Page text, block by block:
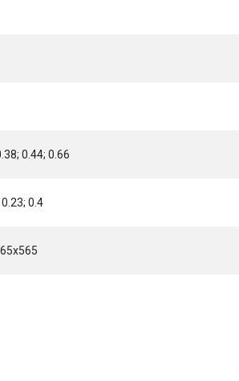
0.44; 0.66
0.4